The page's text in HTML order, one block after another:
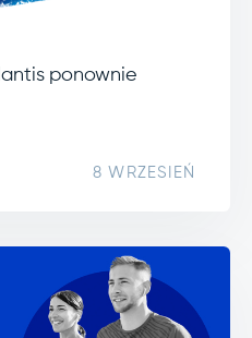
ponownie
8 WRZESIEŃ